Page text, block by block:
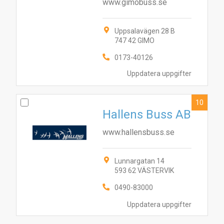
Uppdatera uppgifter
www.gimobuss.se
Uppsalavägen 28 B
747 42 GIMO
0173-40126
Uppdatera uppgifter
Hallens Buss AB
www.hallensbuss.se
Lunnargatan 14
593 62 VÄSTERVIK
0490-83000
10